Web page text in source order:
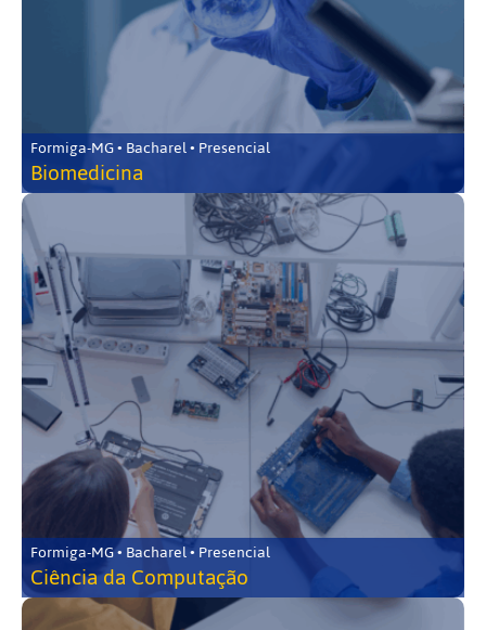
Formiga-MG • Bacharel • Presencial
Biomedicina
Formiga-MG • Bacharel • Presencial
Ciência da Computação